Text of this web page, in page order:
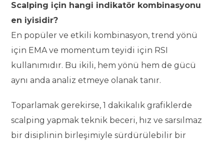
Scalping için hangi indikatör kombinasyonu
en iyisidir?
En popüler ve etkili kombinasyon, trend yönü
için EMA ve momentum teyidi için RSI
kullanımıdır. Bu ikili, hem yönü hem de gücü
aynı anda analiz etmeye olanak tanır.
Toparlamak gerekirse, 1 dakikalık grafiklerde
scalping yapmak teknik beceri, hız ve sarsılmaz
bir disiplinin birleşimiyle sürdürülebilir bir